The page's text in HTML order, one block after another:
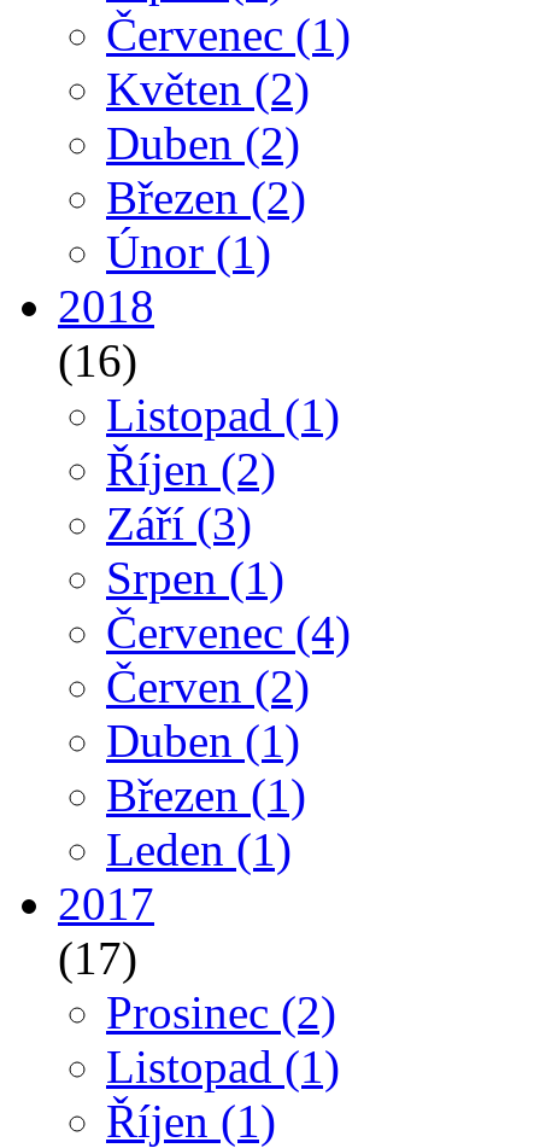
Červenec (1)
Květen (2)
Duben (2)
Březen (2)
Únor (1)
2018
(16)
Listopad (1)
Říjen (2)
Září (3)
Srpen (1)
Červenec (4)
Červen (2)
Duben (1)
Březen (1)
Leden (1)
2017
(17)
Prosinec (2)
Listopad (1)
Říjen (1)